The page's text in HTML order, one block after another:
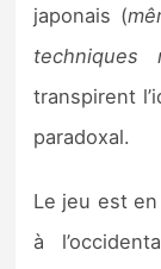
japonais (
techniques
transpirent
paradoxal.
Le jeu est
à